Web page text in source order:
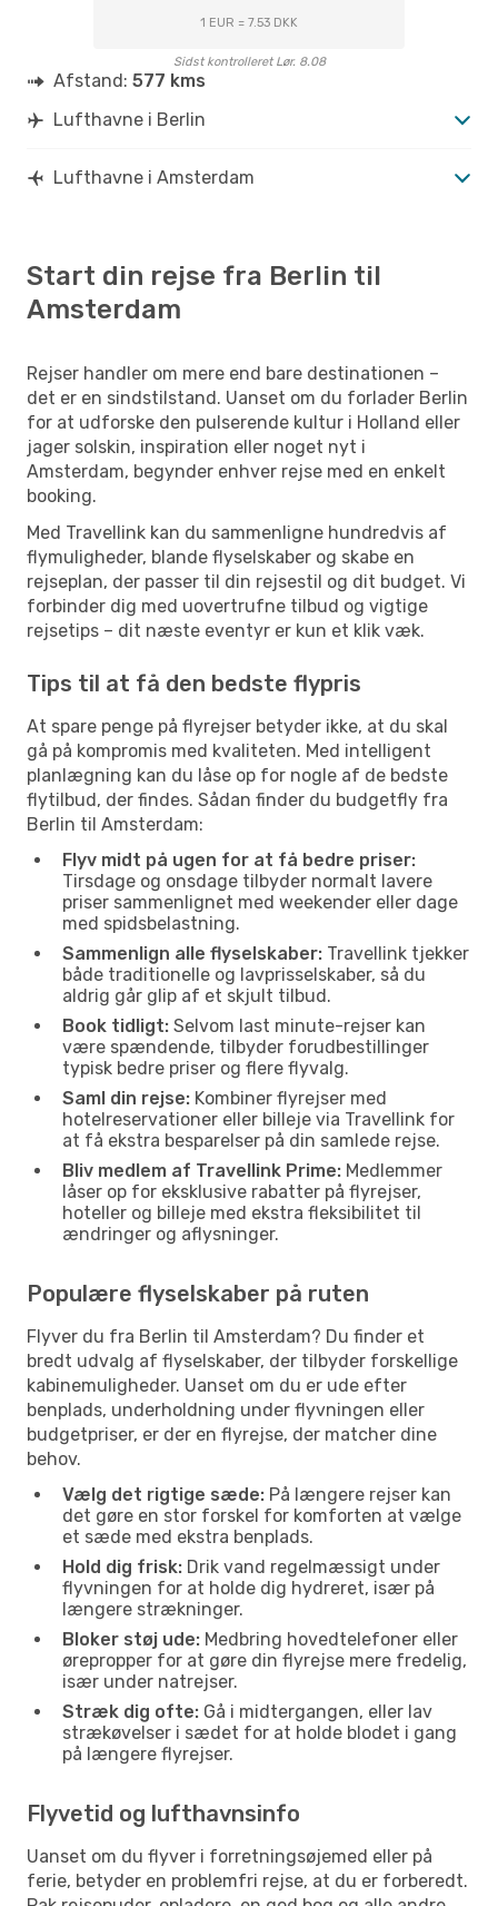
1 EUR = 7.53 DKK
Sidst kontrolleret Lør. 8.08
Afstand: 577 kms
Lufthavne i Berlin
Lufthavne i Amsterdam
Start din rejse fra Berlin til
Amsterdam
Rejser handler om mere end bare destinationen –
det er en sindstilstand. Uanset om du forlader Berlin
for at udforske den pulserende kultur i Holland eller
jager solskin, inspiration eller noget nyt i
Amsterdam, begynder enhver rejse med en enkelt
booking.
Med Travellink kan du sammenligne hundredvis af
flymuligheder, blande flyselskaber og skabe en
rejseplan, der passer til din rejsestil og dit budget. Vi
forbinder dig med uovertrufne tilbud og vigtige
rejsetips – dit næste eventyr er kun et klik væk.
Tips til at få den bedste flypris
At spare penge på flyrejser betyder ikke, at du skal
gå på kompromis med kvaliteten. Med intelligent
planlægning kan du låse op for nogle af de bedste
flytilbud, der findes. Sådan finder du budgetfly fra
Berlin til Amsterdam:
Flyv midt på ugen for at få bedre priser:
Tirsdage og onsdage tilbyder normalt lavere
priser sammenlignet med weekender eller dage
med spidsbelastning.
Sammenlign alle flyselskaber: Travellink tjekker
både traditionelle og lavprisselskaber, så du
aldrig går glip af et skjult tilbud.
Book tidligt: Selvom last minute-rejser kan
være spændende, tilbyder forudbestillinger
typisk bedre priser og flere flyvalg.
Saml din rejse: Kombiner flyrejser med
hotelreservationer eller billeje via Travellink for
at få ekstra besparelser på din samlede rejse.
Bliv medlem af Travellink Prime: Medlemmer
låser op for eksklusive rabatter på flyrejser,
hoteller og billeje med ekstra fleksibilitet til
ændringer og aflysninger.
Populære flyselskaber på ruten
Flyver du fra Berlin til Amsterdam? Du finder et
bredt udvalg af flyselskaber, der tilbyder forskellige
kabinemuligheder. Uanset om du er ude efter
benplads, underholdning under flyvningen eller
budgetpriser, er der en flyrejse, der matcher dine
behov.
Vælg det rigtige sæde: På længere rejser kan
det gøre en stor forskel for komforten at vælge
et sæde med ekstra benplads.
Hold dig frisk: Drik vand regelmæssigt under
flyvningen for at holde dig hydreret, især på
længere strækninger.
Bloker støj ude: Medbring hovedtelefoner eller
ørepropper for at gøre din flyrejse mere fredelig,
især under natrejser.
Stræk dig ofte: Gå i midtergangen, eller lav
strækøvelser i sædet for at holde blodet i gang
på længere flyrejser.
Flyvetid og lufthavnsinfo
Uanset om du flyver i forretningsøjemed eller på
ferie, betyder en problemfri rejse, at du er forberedt.